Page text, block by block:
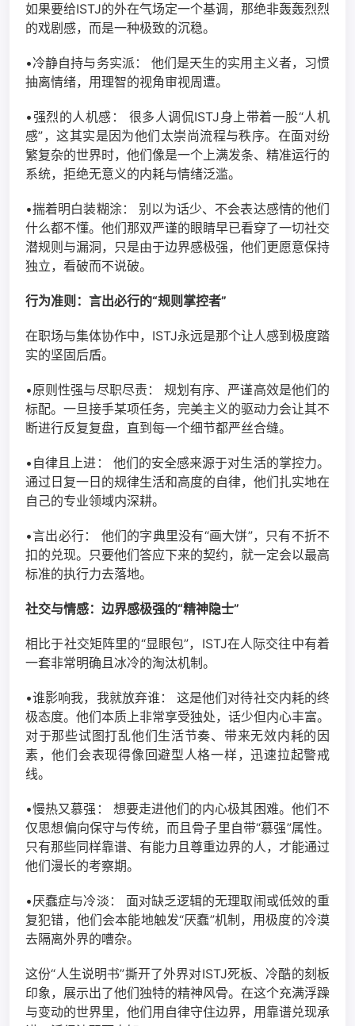
如果要给ISTJ的外在气场定一个基调，那绝非轰轰烈烈
的戏剧感，而是一种极致的沉稳。
•冷静自持与务实派： 他们是天生的实用主义者，习惯
抽离情绪，用理智的视角审视周遭。
•强烈的人机感： 很多人调侃ISTJ身上带着一股“人机
感”，这其实是因为他们太崇尚流程与秩序。在面对纷
繁复杂的世界时，他们像是一个上满发条、精准运行的
系统，拒绝无意义的内耗与情绪泛滥。
•揣着明白装糊涂： 别以为话少、不会表达感情的他们
什么都不懂。他们那双严谨的眼睛早已看穿了一切社交
潜规则与漏洞，只是由于边界感极强，他们更愿意保持
独立，看破而不说破。
行为准则：言出必行的“规则掌控者”
在职场与集体协作中，ISTJ永远是那个让人感到极度踏
实的坚固后盾。
•原则性强与尽职尽责： 规划有序、严谨高效是他们的
标配。一旦接手某项任务，完美主义的驱动力会让其不
断进行反复复盘，直到每一个细节都严丝合缝。
•自律且上进： 他们的安全感来源于对生活的掌控力。
通过日复一日的规律生活和高度的自律，他们扎实地在
自己的专业领域内深耕。
•言出必行： 他们的字典里没有“画大饼”，只有不折不
扣的兑现。只要他们答应下来的契约，就一定会以最高
标准的执行力去落地。
社交与情感：边界感极强的“精神隐士”
相比于社交矩阵里的“显眼包”，ISTJ在人际交往中有着
一套非常明确且冰冷的淘汰机制。
•谁影响我，我就放弃谁： 这是他们对待社交内耗的终
极态度。他们本质上非常享受独处，话少但内心丰富。
对于那些试图打乱他们生活节奏、带来无效内耗的因
素，他们会表现得像回避型人格一样，迅速拉起警戒
线。
•慢热又慕强： 想要走进他们的内心极其困难。他们不
仅思想偏向保守与传统，而且骨子里自带“慕强”属性。
只有那些同样靠谱、有能力且尊重边界的人，才能通过
他们漫长的考察期。
•厌蠢症与冷淡： 面对缺乏逻辑的无理取闹或低效的重
复犯错，他们会本能地触发“厌蠢”机制，用极度的冷漠
去隔离外界的嘈杂。
这份“人生说明书”撕开了外界对ISTJ死板、冷酷的刻板
印象，展示出了他们独特的精神风骨。在这个充满浮躁
与变动的世界里，他们用自律守住边界，用靠谱兑现承